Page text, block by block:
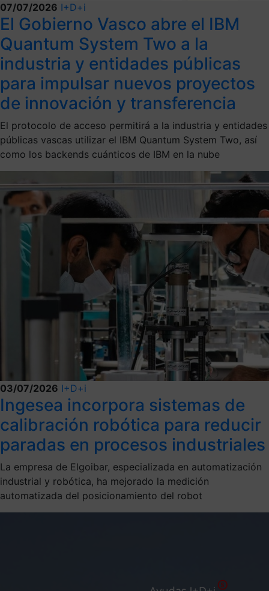
07/07/2026 I+D+i
El Gobierno Vasco abre el IBM
Quantum System Two a la
industria y entidades públicas
para impulsar nuevos proyectos
de innovación y transferencia
El protocolo de acceso permitirá a la industria y entidades
públicas vascas utilizar el IBM Quantum System Two, así
como los backends cuánticos de IBM en la nube
03/07/2026 I+D+i
Ingesea incorpora sistemas de
calibración robótica para reducir
paradas en procesos industriales
La empresa de Elgoibar, especializada en automatización
industrial y robótica, ha mejorado la medición
automatizada del posicionamiento del robot